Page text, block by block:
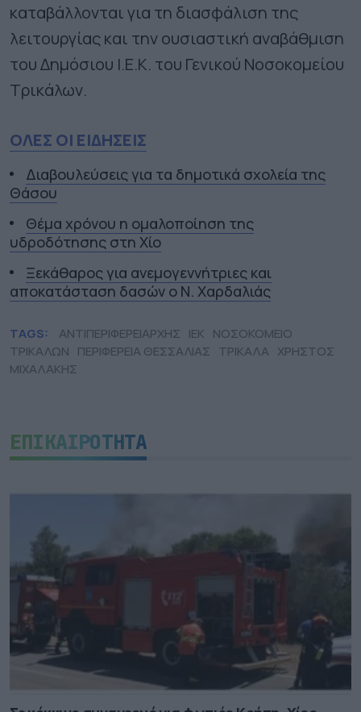
καταβάλλονται για τη διασφάλιση της
λειτουργίας και την ουσιαστική αναβάθμιση
του Δημόσιου Ι.Ε.Κ. του Γενικού Νοσοκομείου
Τρικάλων.
ΟΛΕΣ ΟΙ ΕΙΔΗΣΕΙΣ
Διαβουλεύσεις για τα δημοτικά σχολεία της
Θάσου
Θέμα χρόνου η ομαλοποίηση της
υδροδότησης στη Χίο
Ξεκάθαρος για ανεμογεννήτριες και
αποκατάσταση δασών ο Ν. Χαρδαλιάς
TAGS: ΑΝΤΙΠΕΡΙΦΕΡΕΙΑΡΧΗΣ ΙΕΚ ΝΟΣΟΚΟΜΕΙΟ
ΤΡΙΚΑΛΩΝ ΠΕΡΙΦΕΡΕΙΑ ΘΕΣΣΑΛΙΑΣ ΤΡΙΚΑΛΑ ΧΡΗΣΤΟΣ
ΜΙΧΑΛΑΚΗΣ
ΕΠΙΚΑΙΡΟΤΗΤΑ